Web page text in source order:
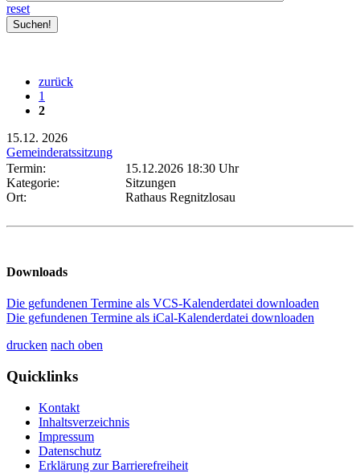
reset
zurück
1
2
15.12. 2026
Gemeinderatssitzung
Termin:
15.12.2026 18:30 Uhr
Kategorie:
Sitzungen
Ort:
Rathaus Regnitzlosau
Downloads
Die gefundenen Termine als VCS-Kalenderdatei downloaden
Die gefundenen Termine als iCal-Kalenderdatei downloaden
drucken nach oben
Quicklinks
Kontakt
Inhaltsverzeichnis
Impressum
Datenschutz
Erklärung zur Barrierefreiheit